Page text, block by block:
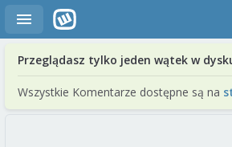
Przeglądasz tylko jeden wątek w
Wszystkie Komentarze dostępne są na